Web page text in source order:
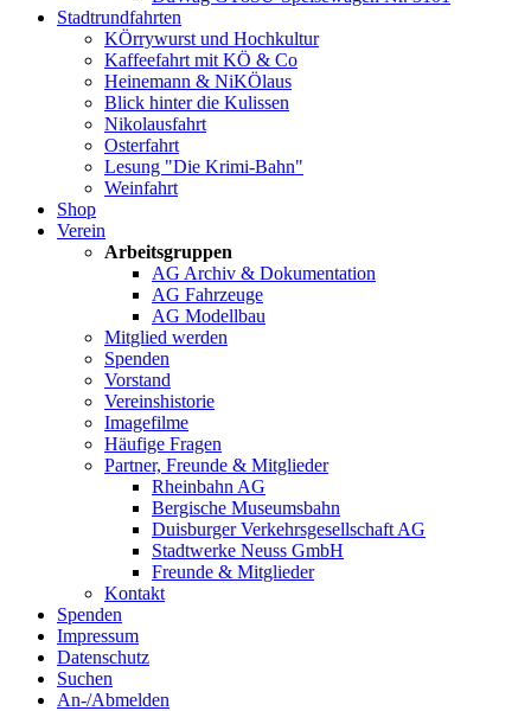
Stadtrundfahrten
KÖrrywurst und Hochkultur
Kaffeefahrt mit KÖ & Co
Heinemann & NiKÖlaus
Blick hinter die Kulissen
Nikolausfahrt
Osterfahrt
Lesung "Die Krimi-Bahn"
Weinfahrt
Shop
Verein
Arbeitsgruppen
AG Archiv & Dokumentation
AG Fahrzeuge
AG Modellbau
Mitglied werden
Spenden
Vorstand
Vereinshistorie
Imagefilme
Häufige Fragen
Partner, Freunde & Mitglieder
Rheinbahn AG
Bergische Museumsbahn
Duisburger Verkehrsgesellschaft AG
Stadtwerke Neuss GmbH
Freunde & Mitglieder
Kontakt
Spenden
Impressum
Datenschutz
Suchen
An-/Abmelden